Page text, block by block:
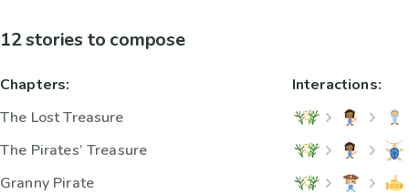
12 stories to compose
Chapters:
The Lost Treasure
The Pirates’ Treasure
Granny Pirate
Interactions: